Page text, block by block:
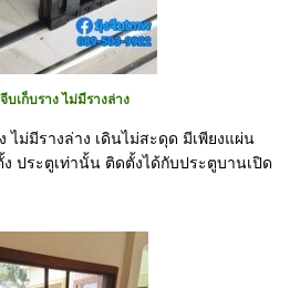
บเก็บราง ไม่มีรางล่าง
ไม่มีรางล่าง เดินไม่สะดุด มีเพียงแผ่น
ประตูเท่านั้น ติดตั้งได้กับประตูบานเปิด